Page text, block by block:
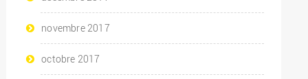
novembre 2017
octobre 2017